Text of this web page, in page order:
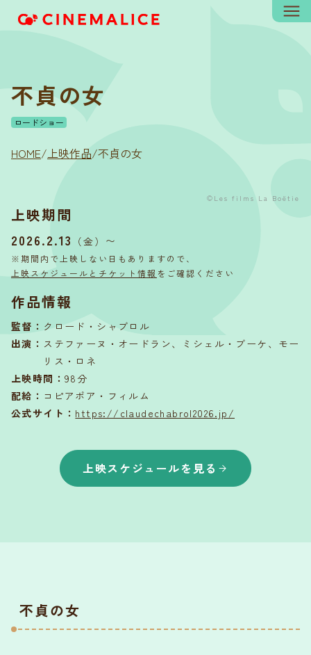
不貞の女
ロードショー
HOME/上映作品/不貞の女
©︎Les films La Boëtie
上映期間
2026.2.13 （金） 〜
※期間内で上映しない日もありますので、
上映スケジュールとチケット情報 をご確認ください
作品情報
監督 ： クロード・シャブロル
出演 ： ステファーヌ・オードラン、ミシェル・ブーケ、モー
リス・ロネ
上映時間 ：98分
配給 ： コピアポア・フィルム
公式サイト： https://claudechabrol2026.jp/
上映スケジュールを見る
不貞の女